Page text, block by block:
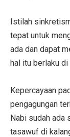
Istilah
tepat untuk
ada dan dapat
hal itu berlaku
Kepercayaan
pengagungan
Nabi sudah ada
tasawuf di